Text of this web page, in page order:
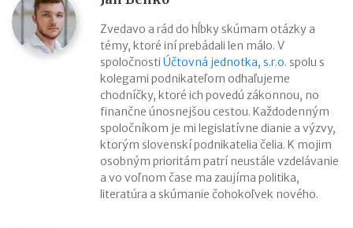
Zvedavo a rád do hĺbky skúmam otázky a
témy, ktoré iní prebádali len málo. V
spoločnosti Účtovná jednotka, s.r.o. spolu s
kolegami podnikateľom odhaľujeme
chodníčky, ktoré ich povedú zákonnou, no
finančne únosnejšou cestou. Každodenným
spoločníkom je mi legislatívne dianie a výzvy,
ktorým slovenskí podnikatelia čelia. K mojim
osobným prioritám patrí neustále vzdelávanie
a vo voľnom čase ma zaujíma politika,
literatúra a skúmanie čohokoľvek nového.